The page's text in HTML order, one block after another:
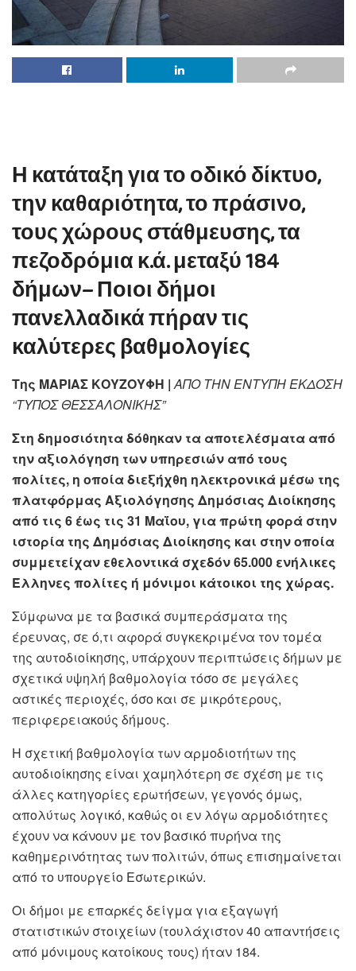
Η κατάταξη για το οδικό δίκτυο,
την καθαριότητα, το πράσινο,
τους χώρους στάθμευσης, τα
πεζοδρόμια κ.ά. μεταξύ 184
δήμων– Ποιοι δήμοι
πανελλαδικά πήραν τις
καλύτερες βαθμολογίες
Της ΜΑΡΙΑΣ ΚΟΥΖΟΥΦΗ |ΑΠΟ ΤΗΝ ΕΝΤΥΠΗ ΕΚΔΟΣΗ
“ΤΥΠΟΣ ΘΕΣΣΑΛΟΝΙΚΗΣ”
Στη δημοσιότητα δόθηκαν τα αποτελέσματα από
την αξιολόγηση των υπηρεσιών από τους
πολίτες, η οποία διεξήχθη ηλεκτρονικά μέσω της
πλατφόρμας Αξιολόγησης Δημόσιας Διοίκησης
από τις 6 έως τις 31 Μαΐου, για πρώτη φορά στην
ιστορία της Δημόσιας Διοίκησης και στην οποία
συμμετείχαν εθελοντικά σχεδόν 65.000 ενήλικες
Έλληνες πολίτες ή μόνιμοι κάτοικοι της χώρας.
Σύμφωνα με τα βασικά συμπεράσματα της
έρευνας, σε ό,τι αφορά συγκεκριμένα τον τομέα
της αυτοδιοίκησης, υπάρχουν περιπτώσεις δήμων με
σχετικά υψηλή βαθμολογία τόσο σε μεγάλες
αστικές περιοχές, όσο και σε μικρότερους,
περιφερειακούς δήμους.
Η σχετική βαθμολογία των αρμοδιοτήτων της
αυτοδιοίκησης είναι χαμηλότερη σε σχέση με τις
άλλες κατηγορίες ερωτήσεων, γεγονός όμως,
απολύτως λογικό, καθώς οι εν λόγω αρμοδιότητες
έχουν να κάνουν με τον βασικό πυρήνα της
καθημερινότητας των πολιτών, όπως επισημαίνεται
από το υπουργείο Εσωτερικών.
Οι δήμοι με επαρκές δείγμα για εξαγωγή
στατιστικών στοιχείων (τουλάχιστον 40 απαντήσεις
από μόνιμους κατοίκους τους) ήταν 184.